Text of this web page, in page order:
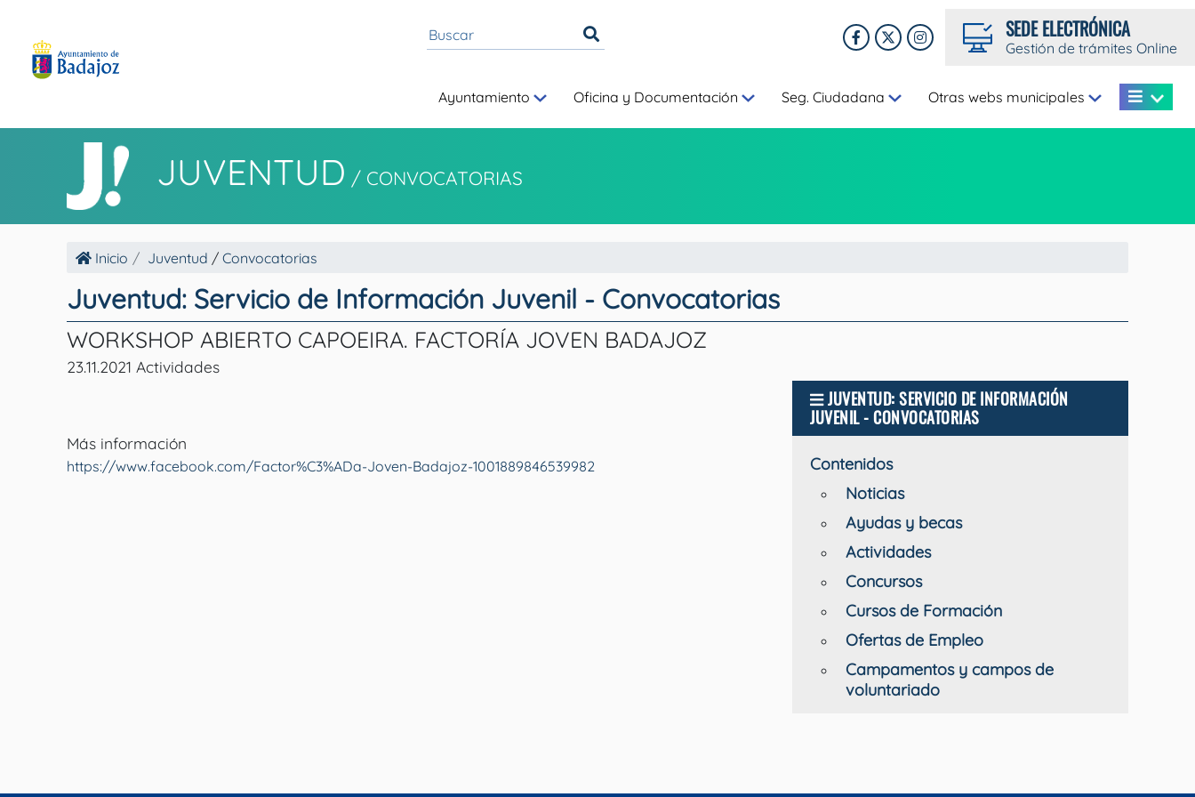
SEDE ELECTRÓNICA
Gestión de trámites Online
Ayuntamiento Oficina y Documentación Seg. Ciudadana Otras webs municipales
JUVENTUD / CONVOCATORIAS
Inicio Juventud / Convocatorias
Juventud: Servicio de Información Juvenil - Convocatorias
WORKSHOP ABIERTO CAPOEIRA. FACTORÍA JOVEN BADAJOZ
23.11.2021 Actividades
Más información
https://www.facebook.com/Factor%C3%ADa-Joven-Badajoz-1001889846539982
JUVENTUD: SERVICIO DE INFORMACIÓN
JUVENIL - CONVOCATORIAS
Contenidos
Noticias
Ayudas y becas
Actividades
Concursos
Cursos de Formación
Ofertas de Empleo
Campamentos y campos de
voluntariado